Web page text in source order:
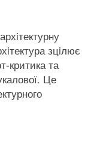
зцiлює
критика та
Це